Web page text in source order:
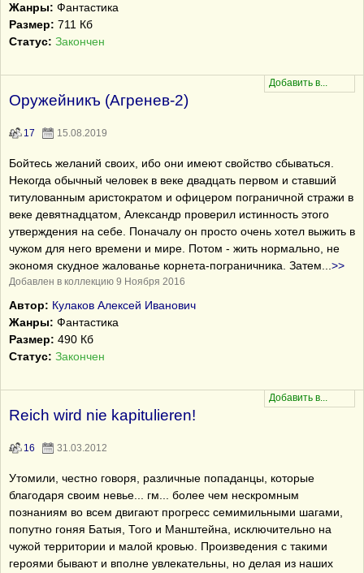
Жанры: Фантастика
Размер: 711 Кб
Статус: Закончен
Оружейникъ (Агренев-2)
17 15.08.2019
Бойтесь желаний своих, ибо они имеют свойство сбываться.
Некогда обычный человек в веке двадцать первом и ставший
титулованным аристократом и офицером пограничной стражи в
веке девятнадцатом, Александр проверил истинность этого
утверждения на себе. Поначалу он просто очень хотел выжить в
чужом для него времени и мире. Потом - жить нормально, не
экономя скудное жалованье корнета-пограничника. Затем
>>
Добавлен в коллекцию 9 Ноября 2016
Автор: Кулаков Алексей Иванович
Жанры: Фантастика
Размер: 490 Кб
Статус: Закончен
Reich wird nie kapitulieren!
16 31.03.2012
Утомили, честно говоря, различные попаданцы, которые
благодаря своим невье... гм... более чем нескромным
познаниям во всем двигают прогресс семимильными шагами,
попутно гоняя Батыя, Того и Манштейна, исключительно на
чужой территории и малой кровью. Произведения с такими
героями бывают и вполне увлекательны, но делая из наших